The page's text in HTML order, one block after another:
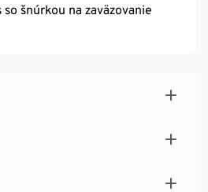
šnúrkou na zaväzovanie